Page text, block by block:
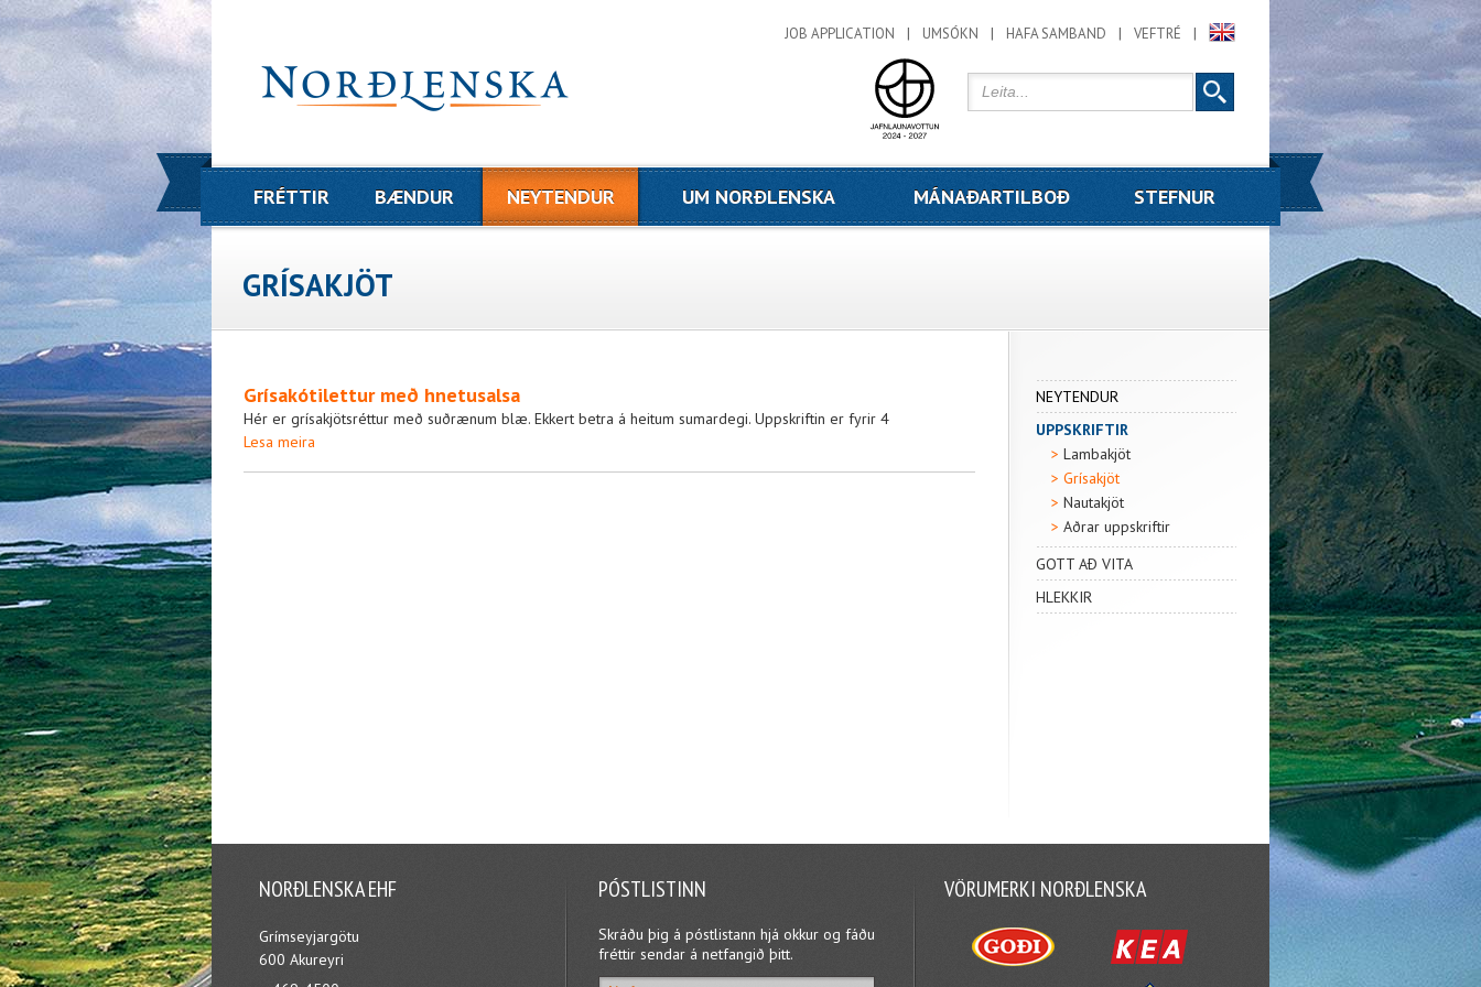
GRÍSAKJÖT
Grísakótilettur með hnetusalsa
Hér er grísakjötsréttur með suðrænum blæ. Ekkert betra á heitum sumardegi. Uppskriftin er fyrir 4
Lesa meira
FRÉTTIR BÆNDUR NEYTENDUR UM NORÐLENSKA MÁNAÐARTILBOÐ STEFNUR
NEYTENDUR
UPPSKRIFTIR
Lambakjöt
Grísakjöt
Nautakjöt
Aðrar uppskriftir
GOTT AÐ VITA
HLEKKIR
JOB APPLICATION UMSÓKN HAFA SAMBAND VEFTRÉ
NORÐLENSKA EHF
Grímseyjargötu
600 Akureyri
PÓSTLISTINN
Skráðu þig á póstlistann hjá okkur og fáðu
fréttir sendar á netfangið þitt.
VÖRUMERKI NORÐLENSKA